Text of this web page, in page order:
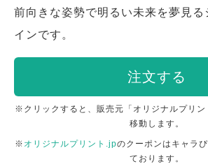
前向きな姿勢で明るい未来を夢見
インです。
注文する
※クリックすると、販売元「オリジナルプリ
移動します。
※ オリジナルプリント.jpのクーポンはキャラ
ております。